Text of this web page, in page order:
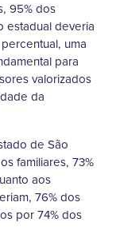
95% dos
estadual deveria
uma
para
valorizados
da
de São
familiares, 73%
aos
76% dos
por 74% dos